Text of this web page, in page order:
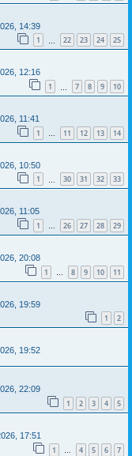
14:39
1 22 23 24 25
12:16
1 7 8 9 10
11:41
1 … 11 12 13 14
10:50
1 30 31 32 33
11:05
1 … 26 27 28 29
20:08
1 … 8 9 10 11
19:59
1 2
19:52
22:09
1 2 3 4 5
17:51
1 … 4 5 6 7